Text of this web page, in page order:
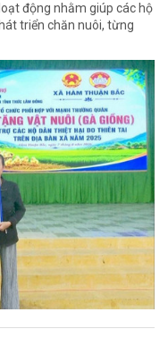
động nhằm giúp các hộ
triển chăn nuôi, từng